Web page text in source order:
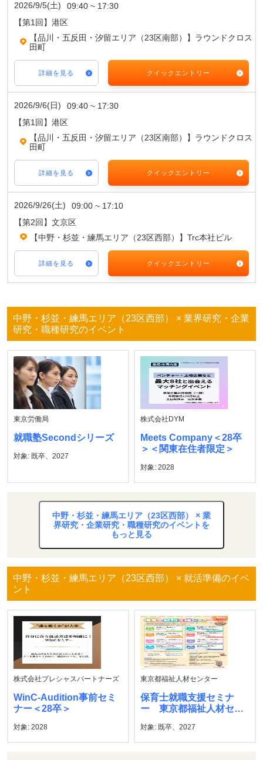
2026/9/5(土)
09:40 ~ 17:30
【第1回】港区
【品川・五反田・汐留エリア（23区南部）】ラウンドクロス
田町
詳細を見る クイックエントリー
2026/9/6(日)
09:40 ~ 17:30
【第1回】港区
【品川・五反田・汐留エリア（23区南部）】ラウンドクロス
田町
詳細を見る クイックエントリー
2026/9/26(土)
09:00 ~ 17:10
【第2回】文京区
【中野・杉並・練馬エリア（23区西部）】Trc本社ビル
詳細を見る クイックエントリー
中野・杉並・練馬エリア（23区西部） × 業界研究・企業
研究・職種研究のイベント
東京労働局
就職塾Secondシリーズ
対象: 既卒、2027
株式会社DYM
Meets Company＜28卒
＞＜関東在住者限定＞
対象: 2028
中野・杉並・練馬エリア（23区西部） × 業
界研究・企業研究・職種研究のイベントを
もっと見る
中野・杉並・練馬エリア（23区西部） × 就活準備のイベ
ント
株式会社プレシャスパートナーズ
WinC-Audition事前セミ
ナー＜28卒＞
対象: 2028
東京都福祉人材センター
保育士就職支援セミナ
ー 東京都福祉人材セン
対象: 既卒、2027